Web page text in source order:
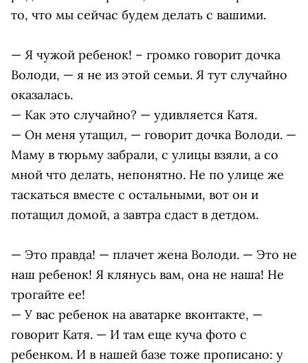
то, что мы сейчас будем делать с вашими.
— Я чужой ребенок! – громко говорит дочка
Володи, — я не из этой семьи. Я тут случайно
оказалась.
— Как это случайно? — удивляется Катя.
— Он меня утащил, — говорит дочка Володи. —
Маму в тюрьму забрали, с улицы взяли, а со
мной что делать, непонятно. Не по улице же
таскаться вместе с остальными, вот он и
потащил домой, а завтра сдаст в детдом.
— Это правда! — плачет жена Володи. — Это не
наш ребенок! Я клянусь вам, она не наша! Не
трогайте ее!
— У вас ребенок на аватарке вконтакте, —
говорит Катя. — И там еще куча фото с
ребенком. И в нашей базе тоже прописано: у